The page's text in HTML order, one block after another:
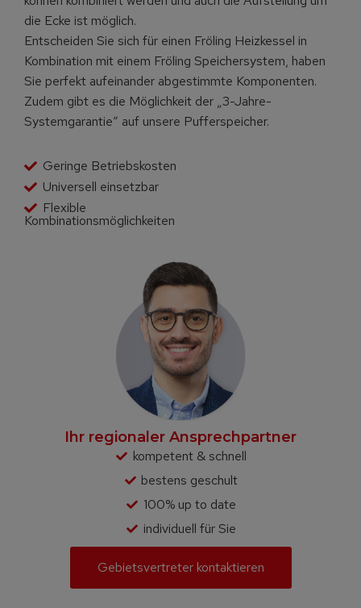
die Ecke ist möglich.
Entscheiden Sie sich für einen Fröling Heizkessel in
Kombination mit einem Fröling Speichersystem, haben
Sie perfekt aufeinander abgestimmte Komponenten.
Zudem gibt es die Möglichkeit der „3-Jahre-
Systemgarantie“ auf unsere Pufferspeicher.
Geringe Betriebskosten
Universell einsetzbar
Flexible
Kombinationsmöglichkeiten
Ihr regionaler Ansprechpartner
kompetent & schnell
bestens geschult
100% up to date
individuell für Sie
Gebietsvertreter kontaktieren